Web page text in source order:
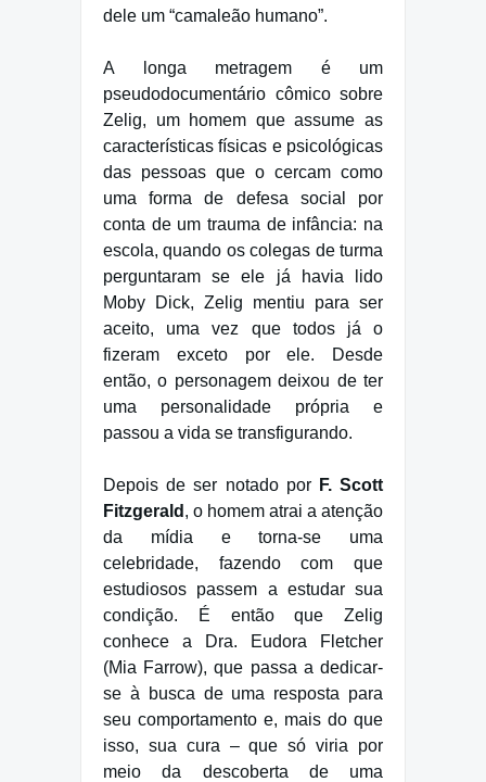
dele um “camaleão humano”.
A longa metragem é um
pseudodocumentário cômico sobre
Zelig, um homem que assume as
características físicas e psicológicas
das pessoas que o cercam como
uma forma de defesa social por
conta de um trauma de infância: na
escola, quando os colegas de turma
perguntaram se ele já havia lido
Moby Dick, Zelig mentiu para ser
aceito, uma vez que todos já o
fizeram exceto por ele. Desde
então, o personagem deixou de ter
uma personalidade própria e
passou a vida se transfigurando.
Depois de ser notado por F. Scott
Fitzgerald , o homem atrai a atenção
da mídia e torna-se uma
celebridade, fazendo com que
estudiosos passem a estudar sua
condição. É então que Zelig
conhece a Dra. Eudora Fletcher
(Mia Farrow), que passa a dedicar-
se à busca de uma resposta para
seu comportamento e, mais do que
isso, sua cura – que só viria por
meio da descoberta de uma